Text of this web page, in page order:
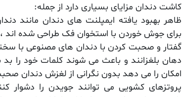
کاشت دندان مزایای بسیاری دارد از جمله:
ظاهر بهبود یافته ایمپلنت های دندان مانند
برای جوش خوردن با استخوان فک طراحی شده اند
گفتار و صحبت کردن با دندان های مصنوعی با
دهان بلغزانند و باعث می شوند کلمات خود را
امکان را می دهد بدون نگرانی از لغزش دندان
پروتزهای کشویی می توانند جویدن را دشوار